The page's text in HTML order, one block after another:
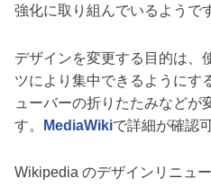
強化に取り組んでいるようで
デザインを変更する目的は、
ツにより集中できるようにす
ューバーの折りたたみなどが
す。
MediaWikiで詳細が確認
Wikipedia のデザインリニュ